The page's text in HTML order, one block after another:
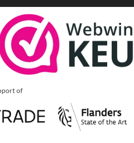
of